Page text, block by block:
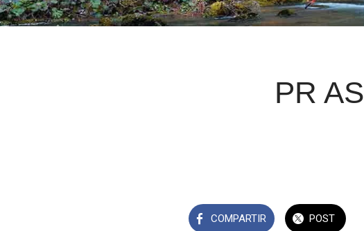
PR
COMPARTIR POST